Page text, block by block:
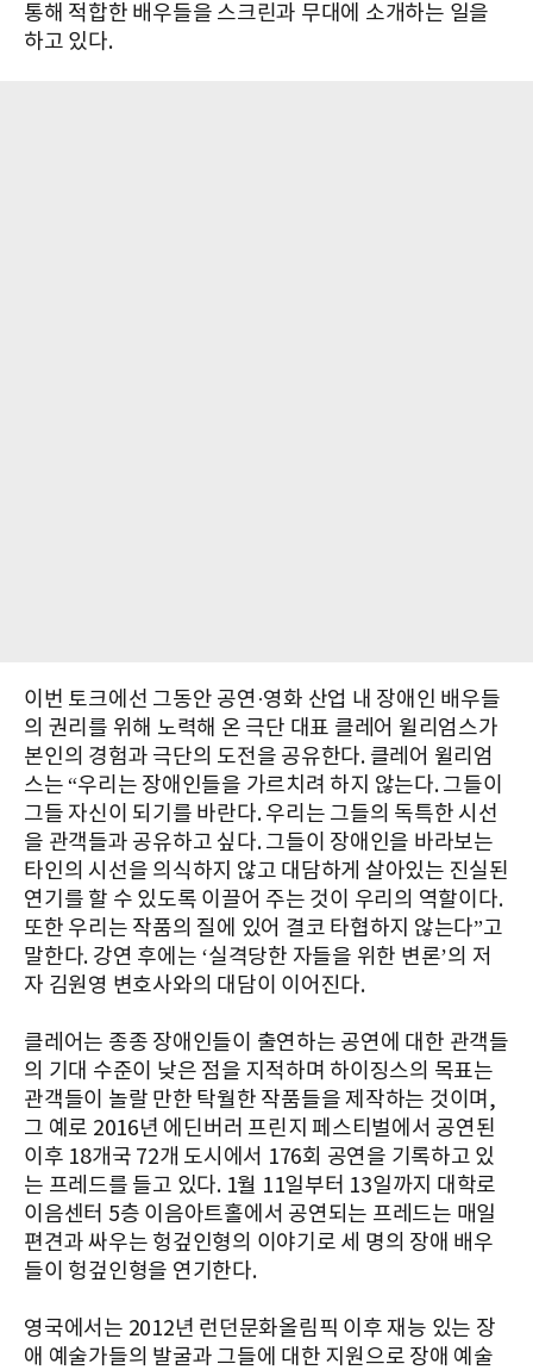
통해 적합한 배우들을 스크린과 무대에 소개하는 일을
하고 있다.
이번 토크에선 그동안 공연·영화 산업 내 장애인 배우들
의 권리를 위해 노력해 온 극단 대표 클레어 윌리엄스가
본인의 경험과 극단의 도전을 공유한다. 클레어 윌리엄
스는 “우리는 장애인들을 가르치려 하지 않는다. 그들이
그들 자신이 되기를 바란다. 우리는 그들의 독특한 시선
을 관객들과 공유하고 싶다. 그들이 장애인을 바라보는
타인의 시선을 의식하지 않고 대담하게 살아있는 진실된
연기를 할 수 있도록 이끌어 주는 것이 우리의 역할이다.
또한 우리는 작품의 질에 있어 결코 타협하지 않는다”고
말한다. 강연 후에는 ‘실격당한 자들을 위한 변론’의 저
자 김원영 변호사와의 대담이 이어진다.
클레어는 종종 장애인들이 출연하는 공연에 대한 관객들
의 기대 수준이 낮은 점을 지적하며 하이징스의 목표는
관객들이 놀랄 만한 탁월한 작품들을 제작하는 것이며,
그 예로 2016년 에딘버러 프린지 페스티벌에서 공연된
이후 18개국 72개 도시에서 176회 공연을 기록하고 있
는 프레드를 들고 있다. 1월 11일부터 13일까지 대학로
이음센터 5층 이음아트홀에서 공연되는 프레드는 매일
편견과 싸우는 헝겊인형의 이야기로 세 명의 장애 배우
들이 헝겊인형을 연기한다.
영국에서는 2012년 런던문화올림픽 이후 재능 있는 장
애 예술가들의 발굴과 그들에 대한 지원으로 장애 예술